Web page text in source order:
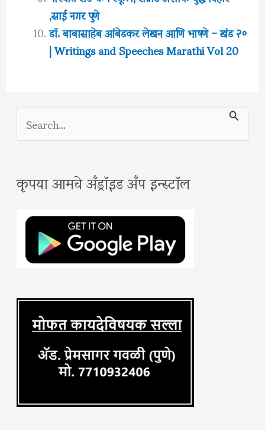
,साई नगर पुणे
डॉ. बाबासाहेब आंबेडकर लेखन आणि भाषणे – खंड २०
| Writings and Speeches Marathi Vol 20
S
e
r
:
कृपया आमचे अँड्रॉइड अँप इन्स्टॉल